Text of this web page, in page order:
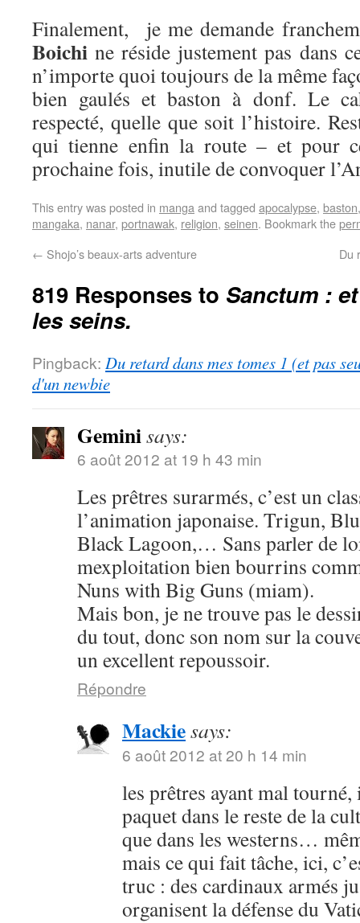
Finalement, je me demande
Boichi ne réside justement pas dans
n’importe quoi toujours de la même
bien gaulés et baston à donf. Le
respecté, quelle que soit l’histoire.
qui tienne enfin la route – et pour
prochaine fois, inutile de convoquer
This entry was posted in manga and tagged apocalypse, baston
mangaka, nanar, portnawak, religion, seinen. Bookmark the
← Shojo’s beaux-arts adventure Du
819 Responses to Sanctum :
les seins.
Pingback: Du retard dans mes tomes 1 (et pas
d'un newbie
Geminisays:
6 août 2012 at 19 h 43 min
Les prêtres surarmés, c’est un
l’animation japonaise. Trigun,
Black Lagoon,… Sans parler de
mexploitation bien bourrins
Nuns with Big Guns (miam).
Mais bon, je ne trouve pas le
du tout, donc son nom sur la
un excellent repoussoir.
Répondre
Mackiesays:
6 août 2012 at 20 h 14 min
les prêtres ayant mal
paquet dans le reste de la
que dans les westerns…
mais ce qui fait tâche, ici,
truc : des cardinaux armés
organisent la défense du